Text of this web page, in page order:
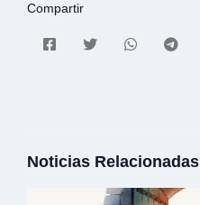
Compartir
Noticias Relacionadas